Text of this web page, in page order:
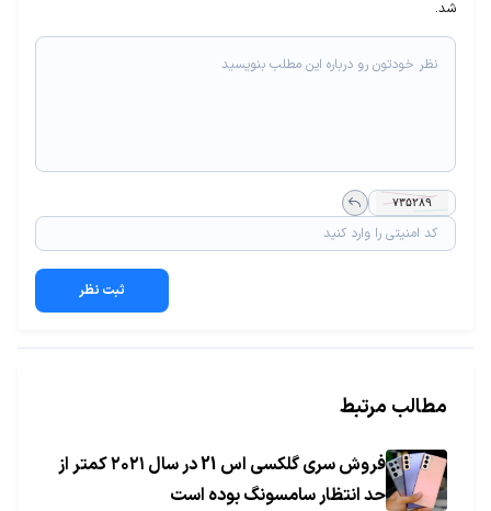
شد.
ثبت نظر
مطالب مرتبط
فروش سری گلکسی اس 21 در سال ۲۰۲۱ کمتر از
حد انتظار سامسونگ بوده است